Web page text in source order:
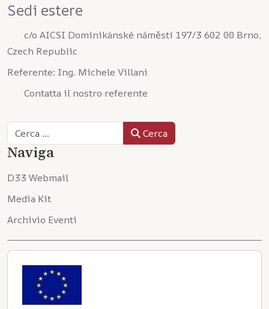
Sedi estere
c/o AICSI Dominikánské náměstí 197/3 602 00 Brno,
Czech Republic
Referente: Ing. Michele Villani
Contatta il nostro referente
Cerca Cerca
Naviga
D33 Webmail
Media Kit
Archivio Eventi